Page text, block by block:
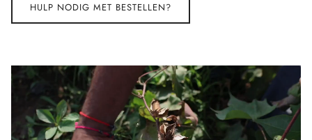
HULP NODIG MET BESTELLEN?